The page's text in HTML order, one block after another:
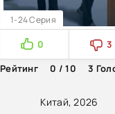
Китай, 2026
1-24 Серия
0
3
Рейтинг
0 / 10 3